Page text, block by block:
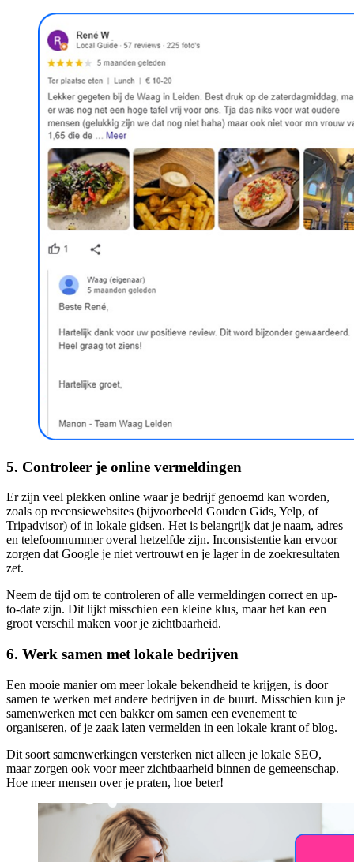
5. Controleer je online vermeldingen
Er zijn veel plekken online waar je bedrijf genoemd kan worden,
zoals op recensiewebsites (bijvoorbeeld Gouden Gids, Yelp, of
Tripadvisor) of in lokale gidsen. Het is belangrijk dat je naam, adres
en telefoonnummer overal hetzelfde zijn. Inconsistentie kan ervoor
zorgen dat Google je niet vertrouwt en je lager in de zoekresultaten
zet.
Neem de tijd om te controleren of alle vermeldingen correct en up-
to-date zijn. Dit lijkt misschien een kleine klus, maar het kan een
groot verschil maken voor je zichtbaarheid.
6. Werk samen met lokale bedrijven
Een mooie manier om meer lokale bekendheid te krijgen, is door
samen te werken met andere bedrijven in de buurt. Misschien kun je
samenwerken met een bakker om samen een evenement te
organiseren, of je zaak laten vermelden in een lokale krant of blog.
Dit soort samenwerkingen versterken niet alleen je lokale SEO,
maar zorgen ook voor meer zichtbaarheid binnen de gemeenschap.
Hoe meer mensen over je praten, hoe beter!